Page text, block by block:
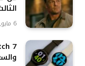
6 مايو, 2024